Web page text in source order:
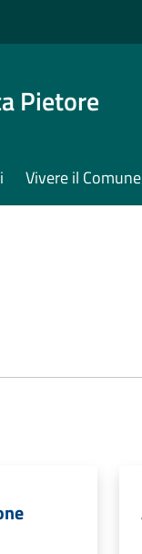
Pietore
Vivere il Comune